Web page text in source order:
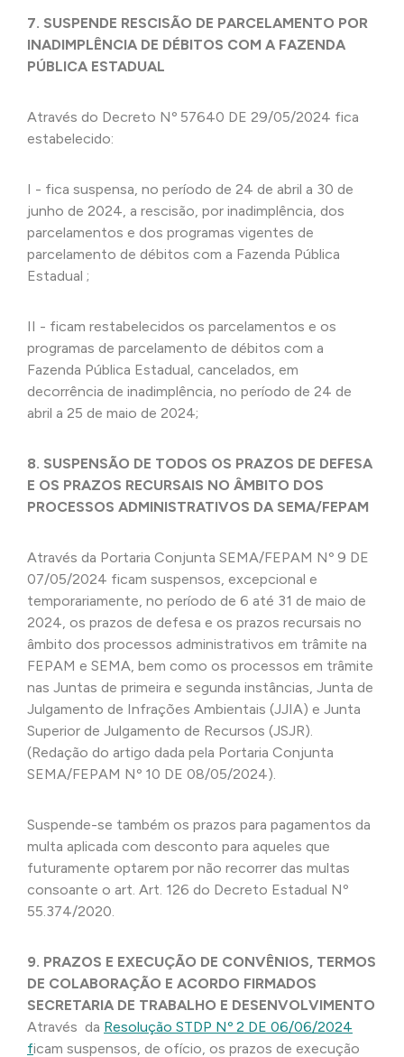
7. SUSPENDE RESCISÃO DE PARCELAMENTO POR
INADIMPLÊNCIA DE DÉBITOS COM A FAZENDA
PÚBLICA ESTADUAL
Através do Decreto Nº 57640 DE 29/05/2024 fica
estabelecido:
I - fica suspensa, no período de 24 de abril a 30 de
junho de 2024, a rescisão, por inadimplência, dos
parcelamentos e dos programas vigentes de
parcelamento de débitos com a Fazenda Pública
Estadual ;
II - ficam restabelecidos os parcelamentos e os
programas de parcelamento de débitos com a
Fazenda Pública Estadual, cancelados, em
decorrência de inadimplência, no período de 24 de
abril a 25 de maio de 2024;
8. SUSPENSÃO DE TODOS OS PRAZOS DE DEFESA
E OS PRAZOS RECURSAIS NO ÂMBITO DOS
PROCESSOS ADMINISTRATIVOS DA SEMA/FEPAM
Através da Portaria Conjunta SEMA/FEPAM Nº 9 DE
07/05/2024 ficam suspensos, excepcional e
temporariamente, no período de 6 até 31 de maio de
2024, os prazos de defesa e os prazos recursais no
âmbito dos processos administrativos em trâmite na
FEPAM e SEMA, bem como os processos em trâmite
nas Juntas de primeira e segunda instâncias, Junta de
Julgamento de Infrações Ambientais (JJIA) e Junta
Superior de Julgamento de Recursos (JSJR).
(Redação do artigo dada pela Portaria Conjunta
SEMA/FEPAM Nº 10 DE 08/05/2024).
Suspende-se também os prazos para pagamentos da
multa aplicada com desconto para aqueles que
futuramente optarem por não recorrer das multas
consoante o art. Art. 126 do Decreto Estadual Nº
55.374/2020.
9. PRAZOS E EXECUÇÃO DE CONVÊNIOS, TERMOS
DE COLABORAÇÃO E ACORDO FIRMADOS
SECRETARIA DE TRABALHO E DESENVOLVIMENTO
Através da Resolução STDP Nº 2 DE 06/06/2024
ficam suspensos, de ofício, os prazos de execução